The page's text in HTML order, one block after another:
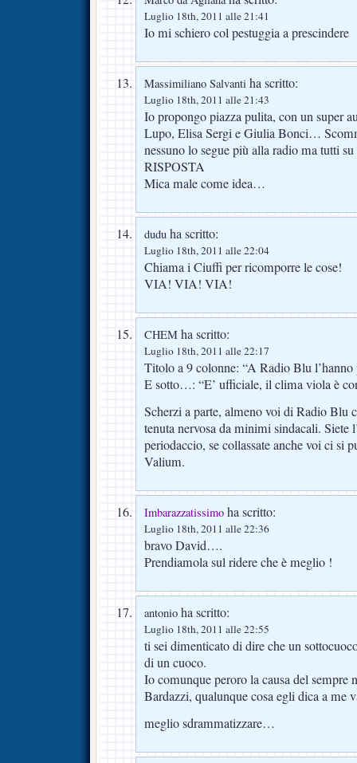
Luglio 18th, 2011 alle 21:41
Io mi schiero col pestuggia a prescindere
Massimiliano Salvanti ha scritto:
Luglio 18th, 2011 alle 21:43
Io propongo piazza pulita, con un super
Lupo, Elisa Sergi e Giulia Bonci…
nessuno lo segue più alla radio ma tutti
RISPOSTA
Mica male come idea…
dudu ha scritto:
Luglio 18th, 2011 alle 22:04
Chiama i Ciuffi per ricomporre le cose!
VIA! VIA! VIA!
CHEM ha scritto:
Luglio 18th, 2011 alle 22:17
Titolo a 9 colonne: “A Radio Blu l’hanno
E sotto…: “E’ ufficiale, il clima viola è
Scherzi a parte, almeno voi di Radio Blu
tenuta nervosa da minimi sindacali. Siete
periodaccio, se collassate anche voi ci si
Valium.
Imbarazzatissimo ha scritto:
Luglio 18th, 2011 alle 22:36
bravo David….
Prendiamola sul ridere che è meglio !
antonio ha scritto:
Luglio 18th, 2011 alle 22:55
ti sei dimenticato di dire che un
di un cuoco.
Io comunque peroro la causa del sempre
Bardazzi, qualunque cosa egli dica a me
meglio sdrammatizzare…